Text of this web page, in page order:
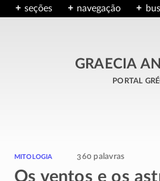
seções navegação
GRAECIA
portal
mitologia 360 palavras
Os ventos e os